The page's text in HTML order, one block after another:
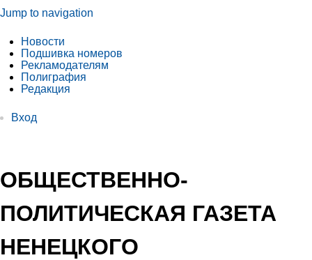
Jump to navigation
Новости
Подшивка номеров
Рекламодателям
Полиграфия
Редакция
Вход
ОБЩЕСТВЕННО-
ПОЛИТИЧЕСКАЯ ГАЗЕТА
НЕНЕЦКОГО